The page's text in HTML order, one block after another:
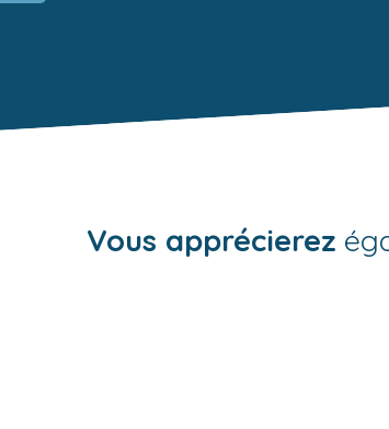
Vous apprécierez